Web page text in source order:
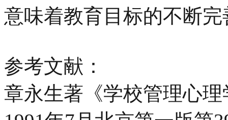
意味着教育目标的不断
参考文献：
章永生著《学校管理心